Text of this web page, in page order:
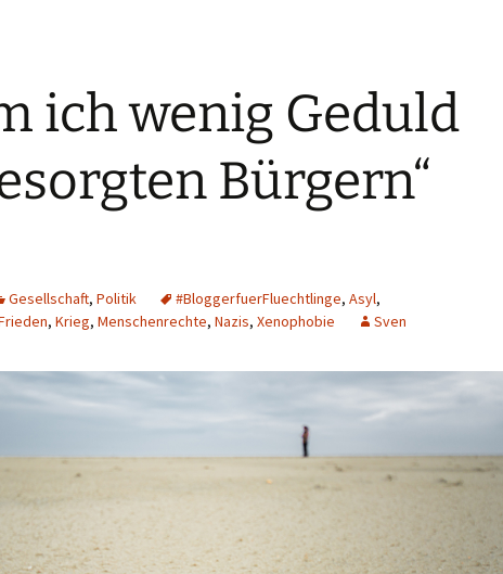
ich wenig Geduld
Bürgern“
Gesellschaft, Politik #‎BloggerfuerFluechtlinge, Asyl,
, Krieg, Menschenrechte, Nazis, Xenophobie Sven